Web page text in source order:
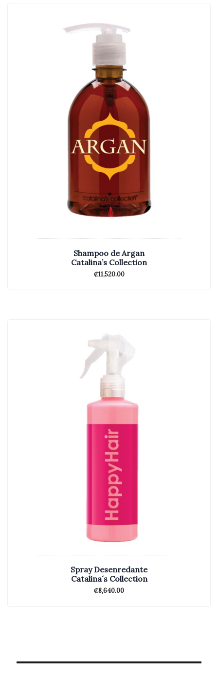
Shampoo de Argan
Catalina’s Collection
₡11,520.00
Spray Desenredante
Catalina´s Collection
₡8,640.00